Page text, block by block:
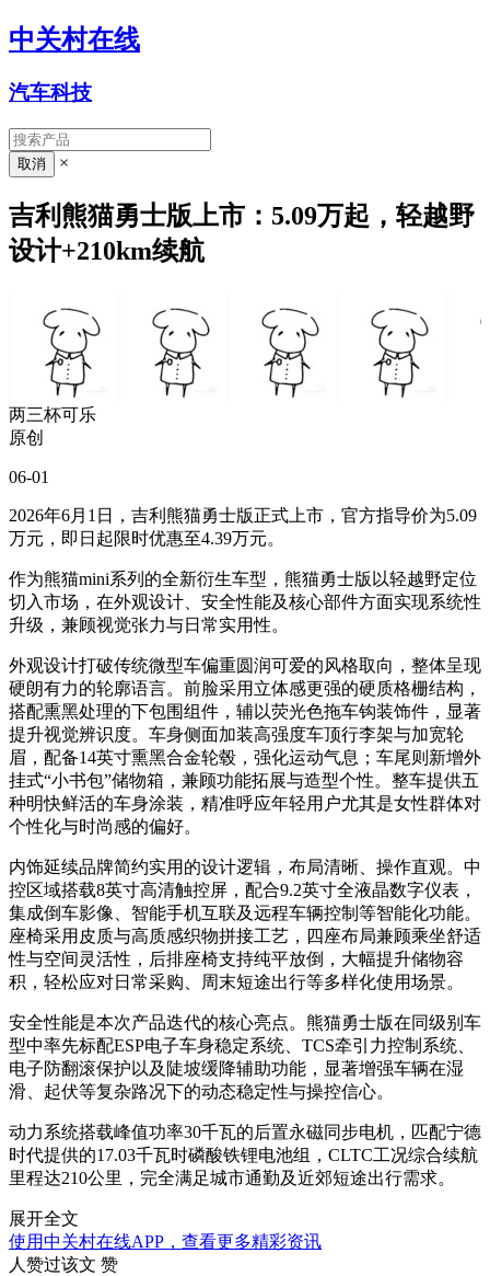
中关村在线
汽车科技
×
吉利熊猫勇士版上市：5.09万起，轻越野
设计+210km续航
两三杯可乐
原创
06-01
2026年6月1日，吉利熊猫勇士版正式上市，官方指导价为5.09
万元，即日起限时优惠至4.39万元。
作为熊猫mini系列的全新衍生车型，熊猫勇士版以轻越野定位
切入市场，在外观设计、安全性能及核心部件方面实现系统性
升级，兼顾视觉张力与日常实用性。
外观设计打破传统微型车偏重圆润可爱的风格取向，整体呈现
硬朗有力的轮廓语言。前脸采用立体感更强的硬质格栅结构，
搭配熏黑处理的下包围组件，辅以荧光色拖车钩装饰件，显著
提升视觉辨识度。车身侧面加装高强度车顶行李架与加宽轮
眉，配备14英寸熏黑合金轮毂，强化运动气息；车尾则新增外
挂式“小书包”储物箱，兼顾功能拓展与造型个性。整车提供五
种明快鲜活的车身涂装，精准呼应年轻用户尤其是女性群体对
个性化与时尚感的偏好。
内饰延续品牌简约实用的设计逻辑，布局清晰、操作直观。中
控区域搭载8英寸高清触控屏，配合9.2英寸全液晶数字仪表，
集成倒车影像、智能手机互联及远程车辆控制等智能化功能。
座椅采用皮质与高质感织物拼接工艺，四座布局兼顾乘坐舒适
性与空间灵活性，后排座椅支持纯平放倒，大幅提升储物容
积，轻松应对日常采购、周末短途出行等多样化使用场景。
安全性能是本次产品迭代的核心亮点。熊猫勇士版在同级别车
型中率先标配ESP电子车身稳定系统、TCS牵引力控制系统、
电子防翻滚保护以及陡坡缓降辅助功能，显著增强车辆在湿
滑、起伏等复杂路况下的动态稳定性与操控信心。
动力系统搭载峰值功率30千瓦的后置永磁同步电机，匹配宁德
时代提供的17.03千瓦时磷酸铁锂电池组，CLTC工况综合续航
里程达210公里，完全满足城市通勤及近郊短途出行需求。
展开全文
使用中关村在线APP，查看更多精彩资讯
人赞过该文 赞